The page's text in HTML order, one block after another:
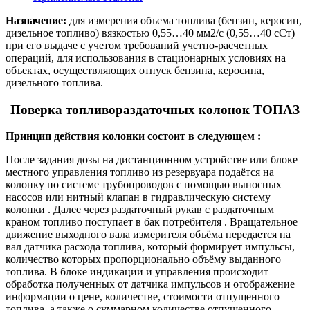
Назначение: для измерения объема топлива (бензин, керосин,
дизельное топливо) вязкостью 0,55…40 мм2/с (0,55…40 сСт)
при его выдаче с учетом требований учетно-расчетных
операций, для использования в стационарных условиях на
объектах, осуществляющих отпуск бензина, керосина,
дизельного топлива.
Поверка топливораздаточных колонок ТОПАЗ
Принцип действия колонки состоит в следующем :
После задания дозы на дистанционном устройстве или блоке
местного управления топливо из резервуара подаётся на
колонку по системе трубопроводов с помощью выносных
насосов или нитный клапан в гидравлическую систему
колонки . Далее через раздаточный рукав с раздаточным
краном топливо поступает в бак потребителя . Вращательное
движение выходного вала измерителя объёма передается на
вал датчика расхода топлива, который формирует импульсы,
количество которых пропорционально объёму выданного
топлива. В блоке индикации и управления происходит
обработка полученных от датчика импульсов и отображение
информации о цене, количестве, стоимости отпущенного